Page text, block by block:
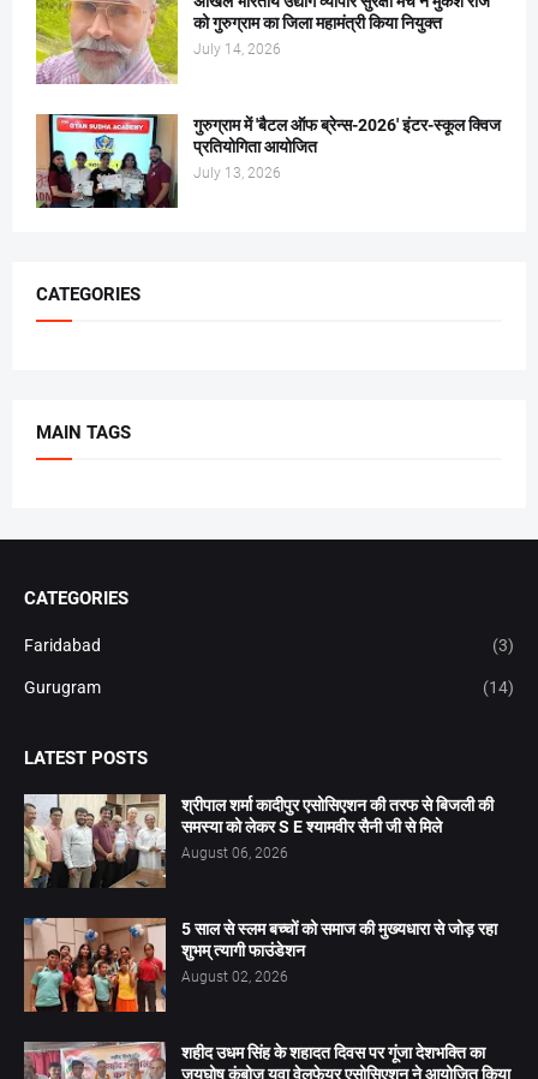
को गुरुग्राम का जिला महामंत्री किया नियुक्त
July 14, 2026
गुरुग्राम में 'बैटल ऑफ ब्रेन्स-2026' इंटर-स्कूल क्विज
प्रतियोगिता आयोजित
July 13, 2026
CATEGORIES
MAIN TAGS
CATEGORIES
Faridabad (3)
Gurugram (14)
LATEST POSTS
श्रीपाल शर्मा कादीपुर एसोसिएशन की तरफ से बिजली की
समस्या को लेकर S E श्यामवीर सैनी जी से मिले
August 06, 2026
5 साल से स्लम बच्चों को समाज की मुख्यधारा से जोड़ रहा
शुभम् त्यागी फाउंडेशन
August 02, 2026
शहीद उधम सिंह के शहादत दिवस पर गूंजा देशभक्ति का
जयघोष कंबोज युवा वेलफेयर एसोसिएशन ने आयोजित किया